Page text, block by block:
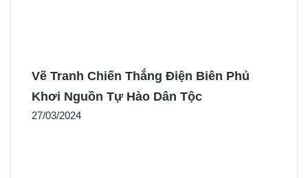
Vẽ Tranh Chiến Thắng Điện Biên Phủ
Khơi Nguồn Tự Hào Dân Tộc
27/03/2024